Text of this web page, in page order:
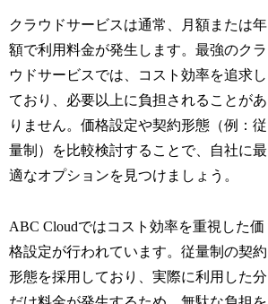
クラウドサービスは通常、月額または年
額で利用料金が発生します。最強のクラ
ウドサービスでは、コスト効率を追求し
ており、必要以上に負担されることがあ
りません。価格設定や契約形態（例：従
量制）を比較検討することで、自社に最
適なオプションを見つけましょう。
ABC Cloudではコスト効率を重視した価
格設定が行われています。従量制の契約
形態を採用しており、実際に利用した分